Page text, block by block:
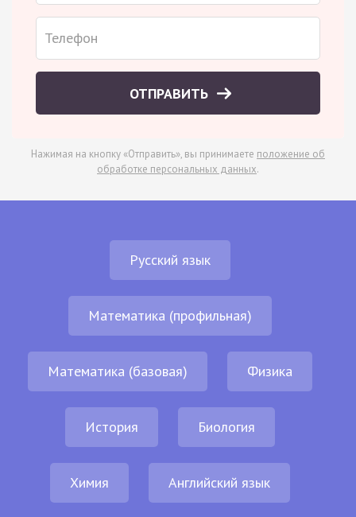
ОТПРАВИТЬ
Нажимая на кнопку «Отправить», вы принимаете положение об
обработке персональных данных.
Русский язык
Математика (профильная)
Математика (базовая) Физика
История Биология
Химия Английский язык